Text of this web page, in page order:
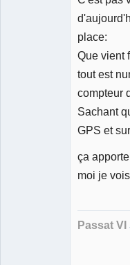
place:
Que vient
tout est
compteur
Sachant
GPS et
ça
moi je
Passat VI